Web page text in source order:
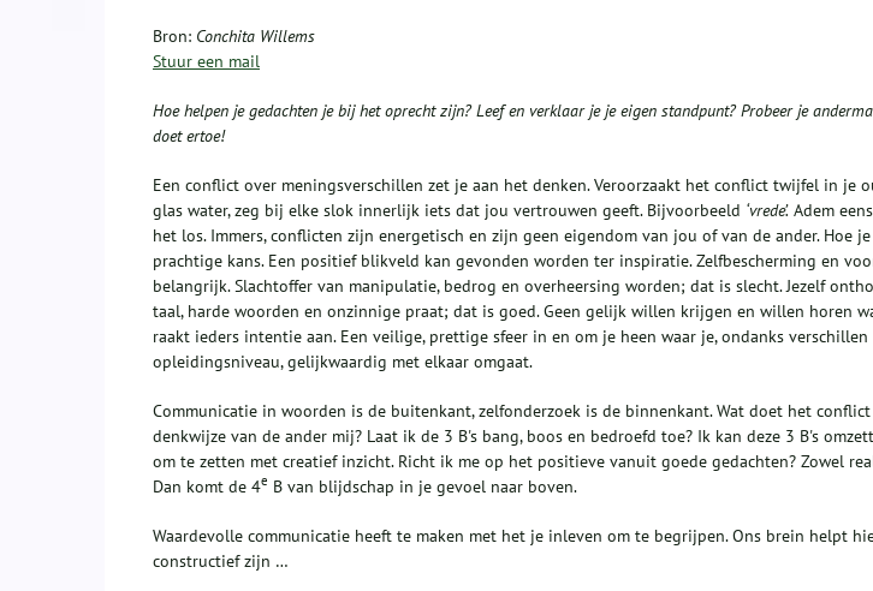
Bron: Conchita Willems
Stuur een mail
Hoe helpen je gedachten je bij het oprecht zijn? Leef en verklaar je je eigen standpunt? Probeer je
doet ertoe!
Een conflict over meningsverschillen zet je aan het denken. Veroorzaakt het conflict twijfel in je
glas water, zeg bij elke slok innerlijk iets dat jou vertrouwen geeft. Bijvoorbeeld ‘vrede’. Adem
het los. Immers, conflicten zijn energetisch en zijn geen eigendom van jou of van de ander. Hoe
prachtige kans. Een positief blikveld kan gevonden worden ter inspiratie. Zelfbescherming en
belangrijk. Slachtoffer van manipulatie, bedrog en overheersing worden; dat is slecht. Jezelf
taal, harde woorden en onzinnige praat; dat is goed. Geen gelijk willen krijgen en willen horen
raakt ieders intentie aan. Een veilige, prettige sfeer in en om je heen waar je, ondanks
opleidingsniveau, gelijkwaardig met elkaar omgaat.
Communicatie in woorden is de buitenkant, zelfonderzoek is de binnenkant. Wat doet het
denkwijze van de ander mij? Laat ik de 3 B's bang, boos en bedroefd toe? Ik kan deze 3 B's
om te zetten met creatief inzicht. Richt ik me op het positieve vanuit goede gedachten? Zowel
Dan komt de 4e B van blijdschap in je gevoel naar boven.
Waardevolle communicatie heeft te maken met het je inleven om te begrijpen. Ons brein helpt
constructief zijn …